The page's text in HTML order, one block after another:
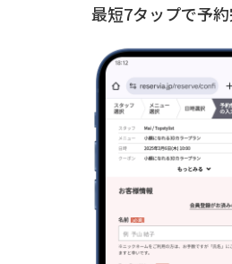
最短7タップで予